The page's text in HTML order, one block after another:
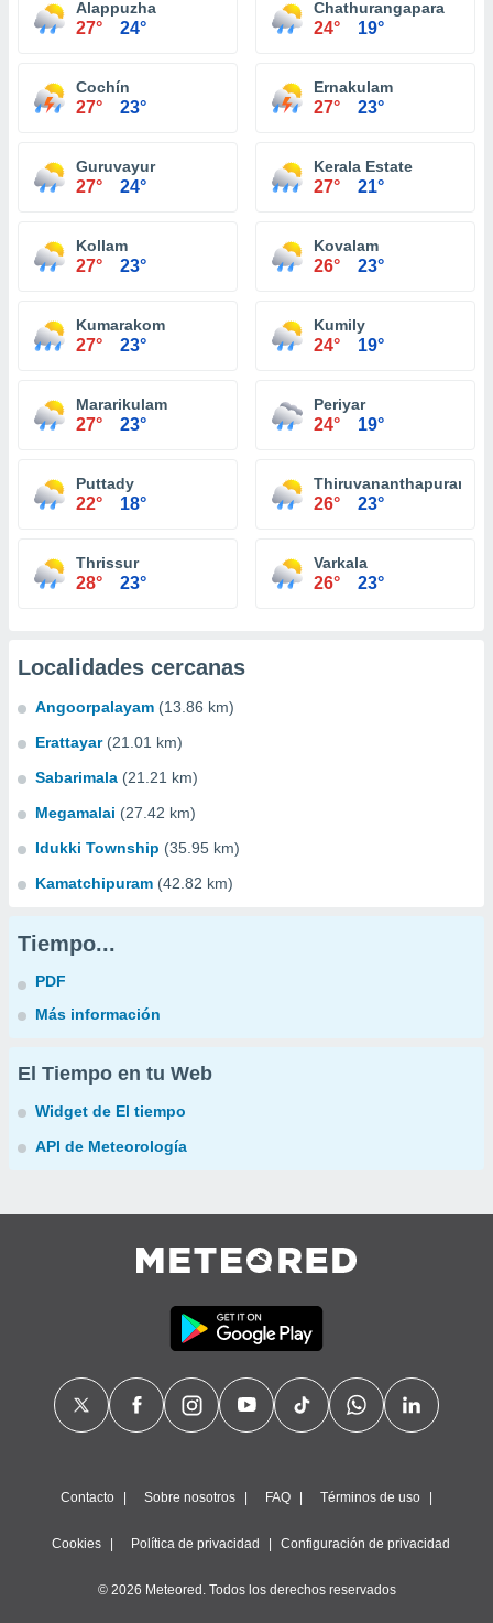
Alappuzha
27° 24°
Chathurangapara
24° 19°
Cochín
27° 23°
Ernakulam
27° 23°
Guruvayur
27° 24°
Kerala Estate
27° 21°
Kollam
27° 23°
Kovalam
26° 23°
Kumarakom
27° 23°
Kumily
24° 19°
Mararikulam
27° 23°
Periyar
24° 19°
Puttady
22° 18°
Thiruvananthapuram
26° 23°
Thrissur
28° 23°
Varkala
26° 23°
Localidades cercanas
Angoorpalayam (13.86 km)
Erattayar (21.01 km)
Sabarimala (21.21 km)
Megamalai (27.42 km)
Idukki Township (35.95 km)
Kamatchipuram (42.82 km)
Tiempo...
PDF
Más información
El Tiempo en tu Web
Widget de El tiempo
API de Meteorología
Contacto Sobre nosotros FAQ Términos de uso
Cookies Política de privacidad Configuración de privacidad
© 2026 Meteored. Todos los derechos reservados